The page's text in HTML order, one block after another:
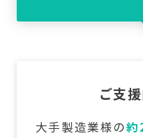
ご支
大手製造業様の約